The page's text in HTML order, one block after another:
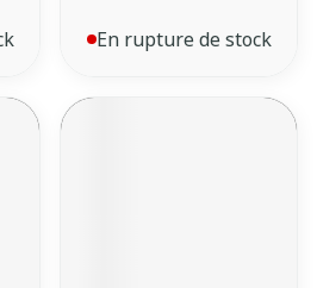
En rupture de stock